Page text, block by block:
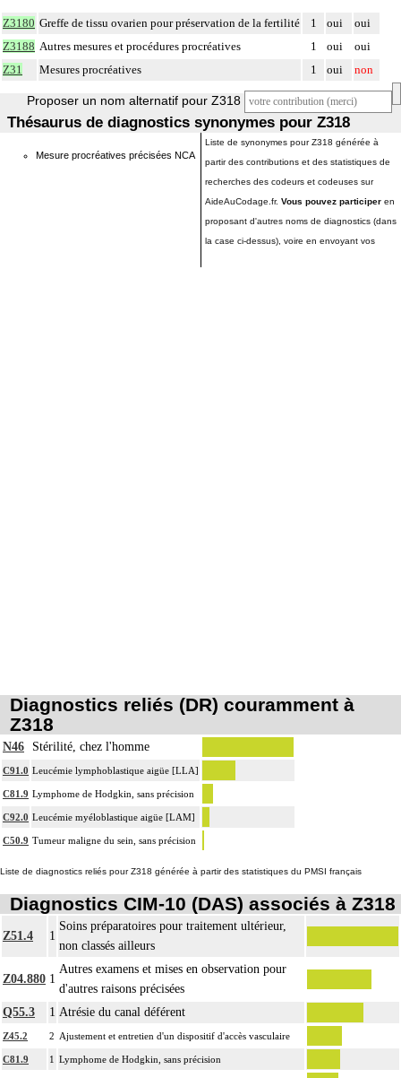
Z3180 Greffe de tissu ovarien pour préservation de la fertilité 1 oui
oui
Z3188 Autres mesures et procédures procréatives 1 oui
oui
Z31
Mesures procréatives 1 oui non
Proposer un nom alternatif pour Z318
Thésaurus de diagnostics synonymes pour Z318
Mesure procréatives précisées NCA
Liste de synonymes pour Z318 générée à
partir des contributions et des statistiques de
recherches des codeurs et codeuses sur
AideAuCodage.fr. Vous pouvez participer en
proposant d'autres noms de diagnostics (dans
la case ci-dessus), voire en envoyant vos
Diagnostics reliés (DR) couramment à
Z318
N46 Stérilité, chez l'homme
C91.0 Leucémie lymphoblastique aigüe [LLA]
C81.9 Lymphome de Hodgkin, sans précision
C92.0 Leucémie myéloblastique aigüe [LAM]
C50.9 Tumeur maligne du sein, sans précision
Liste de diagnostics reliés pour Z318 générée à partir des statistiques du PMSI français
Diagnostics CIM-10 (DAS) associés à Z318
Z51.4 1
Soins préparatoires pour traitement ultérieur,
non classés ailleurs
Z04.880 1
Autres examens et mises en observation pour
d'autres raisons précisées
Q55.3
1 Atrésie du canal déférent
Z45.2 2 Ajustement et entretien d'un dispositif d'accès vasculaire
C81.9 1 Lymphome de Hodgkin, sans précision